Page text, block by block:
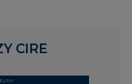
CIRE